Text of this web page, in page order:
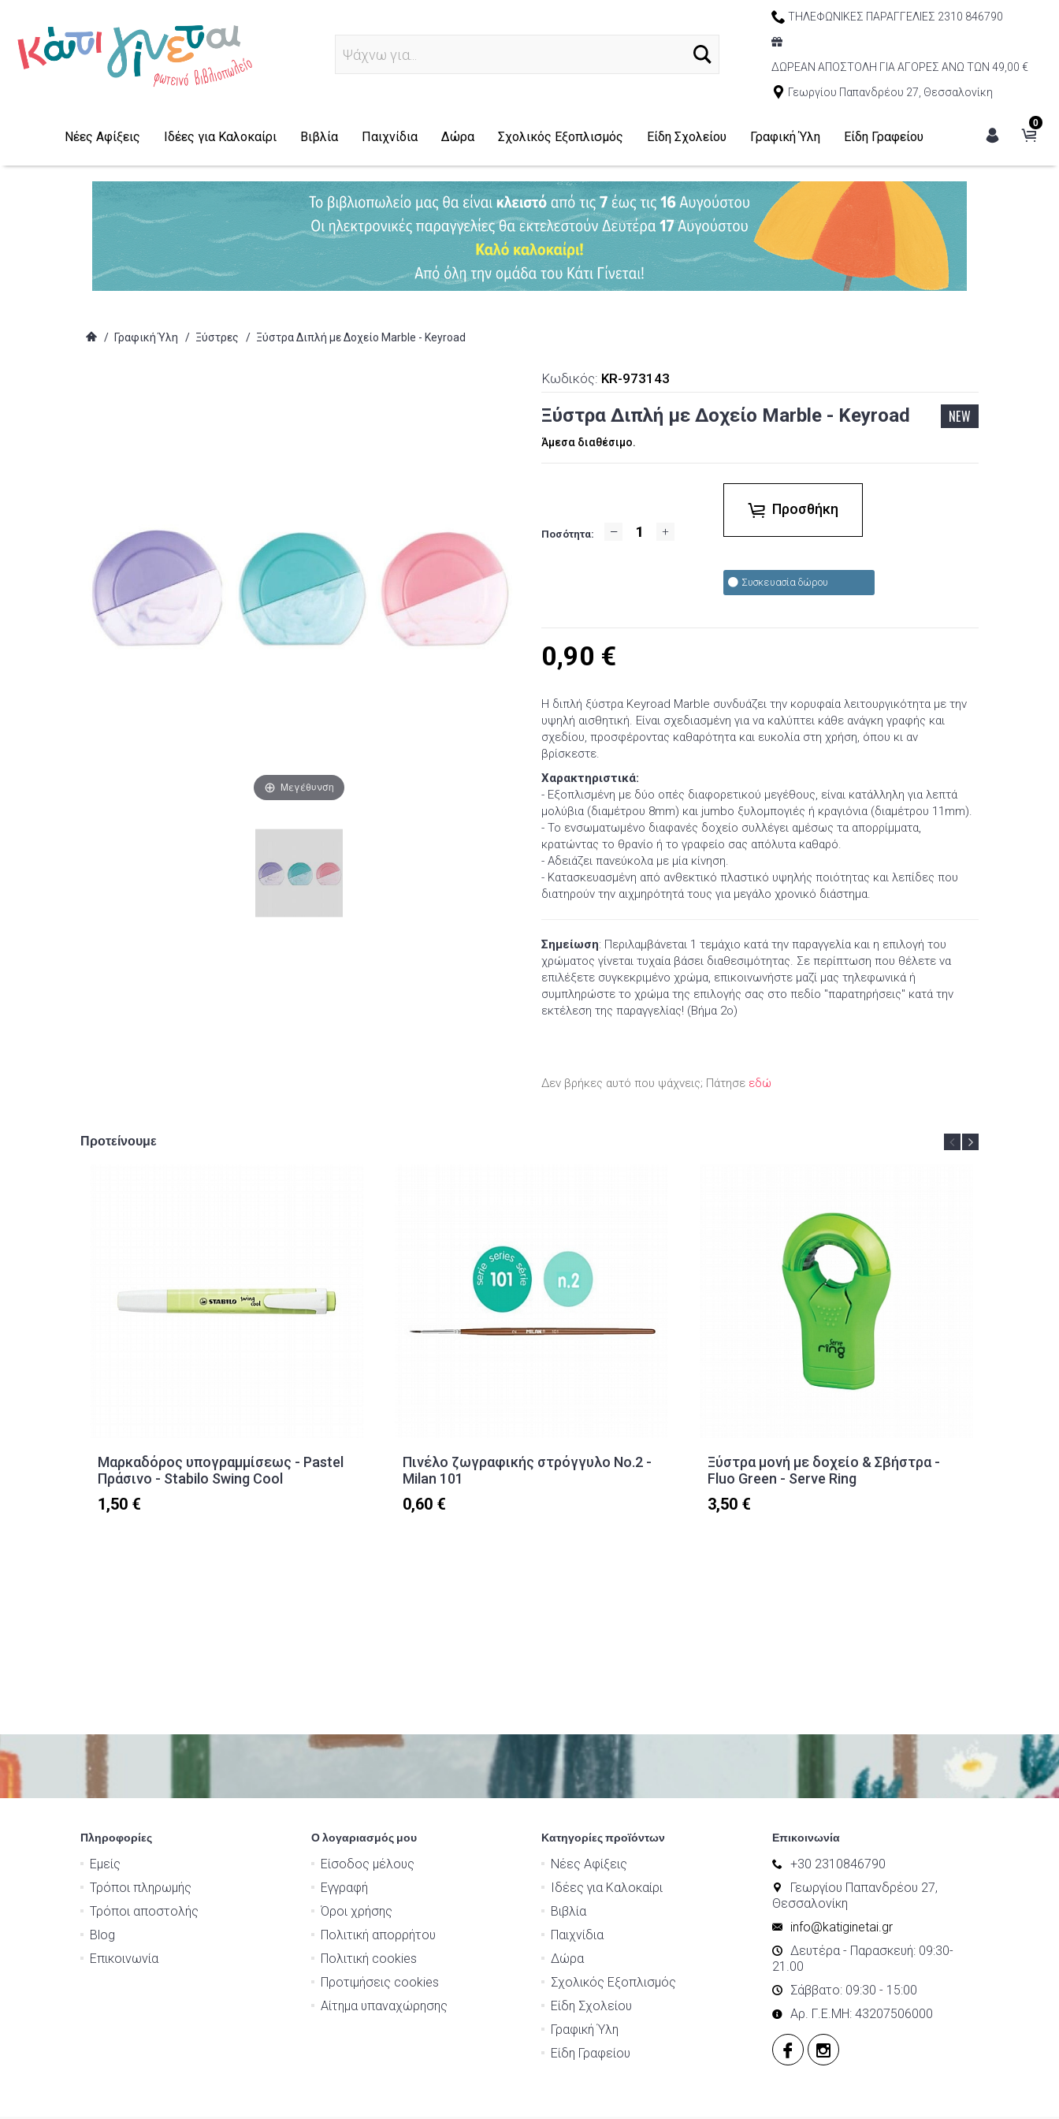
Αναζήτησ
ΤΗΛΕΦΩΝΙΚΕΣ ΠΑΡΑΓΓΕΛΙΕΣ 2310 846790
ΔΩΡΕΑΝ ΑΠΟΣΤΟΛΗ ΓΙΑ ΑΓΟΡΕΣ ΑΝΩ ΤΩΝ 49,00 €
Γεωργίου Παπανδρέου 27, Θεσσαλονίκη
0
Νέες Αφίξεις Ιδέες για Καλοκαίρι Βιβλία Παιχνίδια Δώρα Σχολικός Εξοπλισμός Είδη Σχολείου Γραφική Ύλη Είδη Γραφείου
/ Γραφική Ύλη / Ξύστρες / Ξύστρα Διπλή με Δοχείο Marble - Keyroad
Μεγέθυνση
Κωδικός: KR-973143
Ξύστρα Διπλή με Δοχείο Marble - Keyroad NEW
Άμεσα διαθέσιμο.
Ποσότητα:
Προσθήκη
Συσκευασία δώρου
0,90 €
Η διπλή ξύστρα Keyroad Marble συνδυάζει την κορυφαία λειτουργικότητα με την
υψηλή αισθητική. Είναι σχεδιασμένη για να καλύπτει κάθε ανάγκη γραφής και
σχεδίου, προσφέροντας καθαρότητα και ευκολία στη χρήση, όπου κι αν
βρίσκεστε.
Χαρακτηριστικά:
- Εξοπλισμένη με δύο οπές διαφορετικού μεγέθους, είναι κατάλληλη για λεπτά
μολύβια (διαμέτρου 8mm) και jumbo ξυλομπογιές ή κραγιόνια (διαμέτρου 11mm).
- Το ενσωματωμένο διαφανές δοχείο συλλέγει αμέσως τα απορρίμματα,
κρατώντας το θρανίο ή το γραφείο σας απόλυτα καθαρό.
- Αδειάζει πανεύκολα με μία κίνηση.
- Κατασκευασμένη από ανθεκτικό πλαστικό υψηλής ποιότητας και λεπίδες που
διατηρούν την αιχμηρότητά τους για μεγάλο χρονικό διάστημα.
Σημείωση: Περιλαμβάνεται 1 τεμάχιο κατά την παραγγελία και η επιλογή του
χρώματος γίνεται τυχαία βάσει διαθεσιμότητας. Σε περίπτωση που θέλετε να
επιλέξετε συγκεκριμένο χρώμα, επικοινωνήστε μαζί μας τηλεφωνικά ή
συμπληρώστε το χρώμα της επιλογής σας στο πεδίο "παρατηρήσεις" κατά την
εκτέλεση της παραγγελίας! (Βήμα 2ο)
Δεν βρήκες αυτό που ψάχνεις; Πάτησε εδώ
Προτείνουμε
Μαρκαδόρος υπογραμμίσεως - Pastel
Πράσινο - Stabilo Swing Cool
1,50 €
Πινέλο ζωγραφικής στρόγγυλο Νο.2 -
Milan 101
0,60 €
Ξύστρα μονή με δοχείο & Σβήστρα -
Fluo Green - Serve Ring
3,50 €
Πληροφορίες
Εμείς
Τρόποι πληρωμής
Τρόποι αποστολής
Blog
Επικοινωνία
Ο λογαριασμός μου
Είσοδος μέλους
Εγγραφή
Όροι χρήσης
Πολιτική απορρήτου
Πολιτική cookies
Προτιμήσεις cookies
Αίτημα υπαναχώρησης
Κατηγορίες προϊόντων
Νέες Αφίξεις
Ιδέες για Καλοκαίρι
Βιβλία
Παιχνίδια
Δώρα
Σχολικός Εξοπλισμός
Είδη Σχολείου
Γραφική Ύλη
Είδη Γραφείου
Επικοινωνία
+30 2310846790
Γεωργίου Παπανδρέου 27,
Θεσσαλονίκη
info@katiginetai.gr
Δευτέρα - Παρασκευή: 09:30-
21.00
Σάββατο: 09:30 - 15:00
Αρ. Γ.Ε.ΜΗ: 43207506000